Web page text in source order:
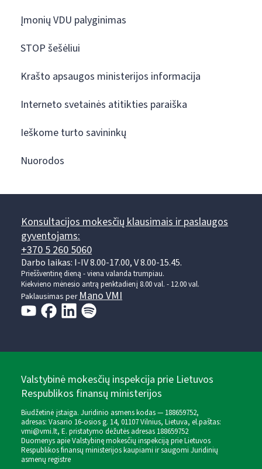
Įmonių VDU palyginimas
STOP šešėliui
Krašto apsaugos ministerijos informacija
Interneto svetainės atitikties paraiška
Ieškome turto savininkų
Nuorodos
Konsultacijos mokesčių klausimais ir paslaugos
gyventojams:
+370 5 260 5060
Darbo laikas: I-IV 8.00-17.00, V 8.00-15.45.
Prieššventinę dieną - viena valanda trumpiau.
Kiekvieno mėnesio antrą penktadienį 8.00 val. - 12.00 val.
Paklausimas per Mano VMI
Valstybinė mokesčių inspekcija prie Lietuvos
Respublikos finansų ministerijos
Biudžetinė įstaiga. Juridinio asmens kodas — 188659752,
adresas: Vasario 16-osios g. 14, 01107 Vilnius, Lietuva, el.paštas:
vmi@vmi.lt, E. pristatymo dėžutės adresas 188659752
Duomenys apie Valstybinę mokesčių inspekciją prie Lietuvos
Respublikos finansų ministerijos kaupiami ir saugomi Juridinių
asmenų registre